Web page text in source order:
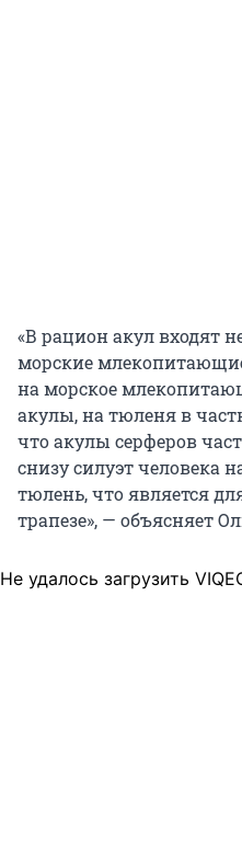
«В рацион акул входят
морские
на морское
акулы, на тюленя в
что акулы серферов
снизу силуэт человека
тюлень, что является
трапезе», — объясняет
Не удалось загрузить